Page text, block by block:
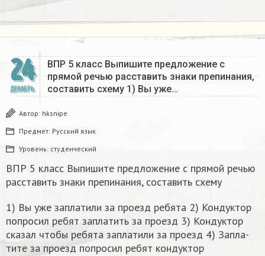
24
ДЕКАБРЬ
ВПР 5 класс Выпишите предложение с
прямой речью расставить знаки препинания,
составить схему 1) Вы уже…
Автор: hksnipe
Предмет: Русский язык
Уровень: студенческий
ВПР 5 класс Выпишите предложение с прямой речью
расставить знаки препинания, составить схему
1) Вы уже за­пла­ти­ли за про­езд ре­бя­та 2) Кон­дук­тор
по­про­сил ребят за­пла­тить за про­езд 3) Кон­дук­тор
ска­зал чтобы ре­бя­та за­пла­ти­ли за про­езд 4) За­пла­
ти­те за про­езд по­про­сил ребят кон­дук­тор​